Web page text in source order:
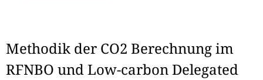
Methodik der CO2 Berechnung im
RFNBO und Low-carbon Delegated